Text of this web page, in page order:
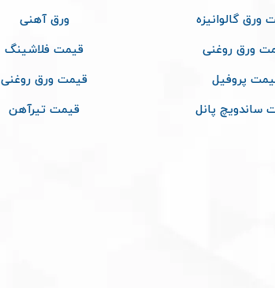
ورق گالوانیزه
ورق روغنی
پروفیل
ساندویچ پانل
ورق آهنی
قیمت فلاشینگ
قیمت ورق روغنی
قیمت تیرآهن